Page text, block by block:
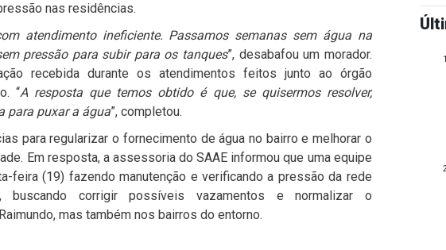
nas residências.
atendimento ineficiente. Passamos semanas sem água na
pressão para subir para os tanques”, desabafou um morador.
recebida durante os atendimentos feitos junto ao órgão
“A resposta que temos obtido é que, se quisermos resolver,
para puxar a água”, completou.
para regularizar o fornecimento de água no bairro e melhorar o
Em resposta, a assessoria do SAAE informou que uma equipe
feira (19) fazendo manutenção e verificando a pressão da rede
buscando corrigir possíveis vazamentos e normalizar o
mas também nos bairros do entorno.